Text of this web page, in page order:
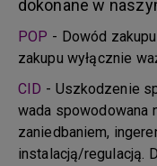
dokonane w
POP - Dowód
zakupu wyłącznie
CID - Uszkodzenie
wada spowodowana
zaniedbaniem,
instalacją/regulacją.